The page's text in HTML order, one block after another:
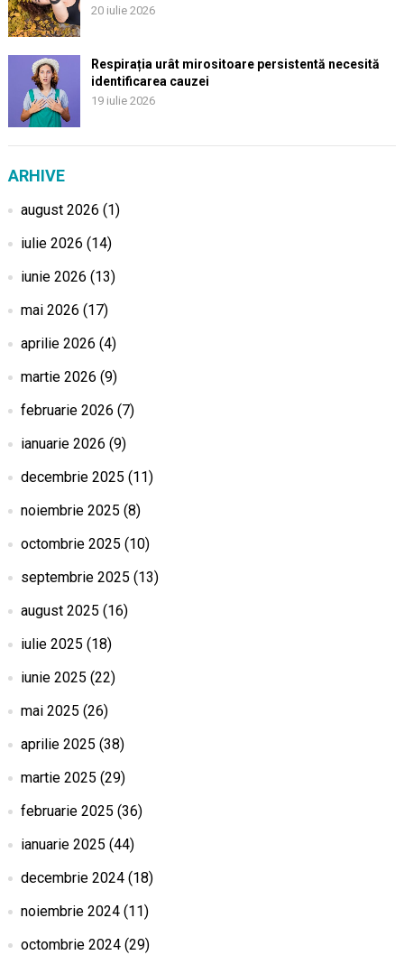
20 iulie 2026
Respirația urât mirositoare persistentă necesită
identificarea cauzei
19 iulie 2026
ARHIVE
august 2026 (1)
iulie 2026 (14)
iunie 2026 (13)
mai 2026 (17)
aprilie 2026 (4)
martie 2026 (9)
februarie 2026 (7)
ianuarie 2026 (9)
decembrie 2025 (11)
noiembrie 2025 (8)
octombrie 2025 (10)
septembrie 2025 (13)
august 2025 (16)
iulie 2025 (18)
iunie 2025 (22)
mai 2025 (26)
aprilie 2025 (38)
martie 2025 (29)
februarie 2025 (36)
ianuarie 2025 (44)
decembrie 2024(18)
noiembrie 2024(11)
octombrie 2024(29)